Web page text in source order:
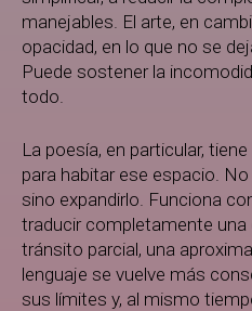
manejables. El arte, en
opacidad, en lo que no se
Puede sostener la
todo.
La poesía, en particular,
para habitar ese espacio.
sino expandirlo. Funciona
traducir completamente una
tránsito parcial, una
lenguaje se vuelve más
sus límites y, al mismo